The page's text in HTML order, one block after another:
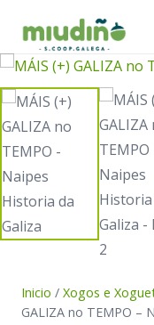
Inicio / Xogos e
GALIZA no TEMPO –